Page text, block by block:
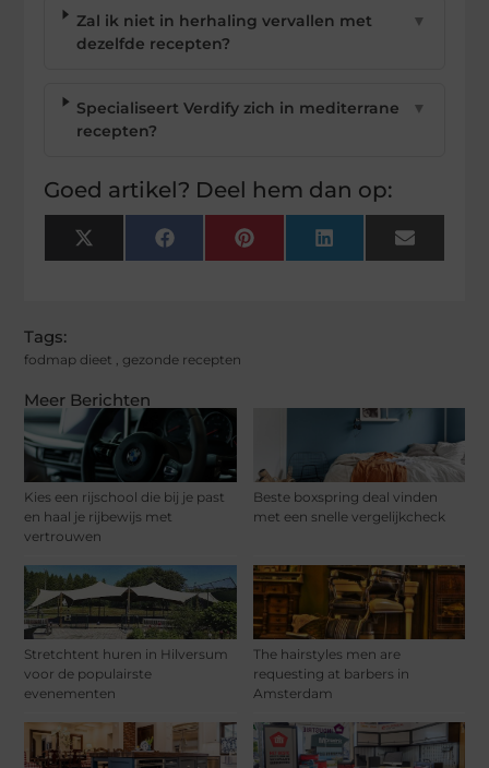
Meer Berichten
Kies een rijschool die bij je past
en haal je rijbewijs met
vertrouwen
Beste boxspring deal vinden
met een snelle vergelijkcheck
Stretchtent huren in Hilversum
voor de populairste
evenementen
The hairstyles men are
requesting at barbers in
Amsterdam
Zal ik niet in herhaling vervallen met
dezelfde recepten?
▼
Specialiseert Verdify zich in mediterrane
recepten?
▼
Goed artikel? Deel hem dan op:
X
(Twitter)
FacebookPinterest LinkedIn Email
Tags:
fodmap dieet gezonde recepten